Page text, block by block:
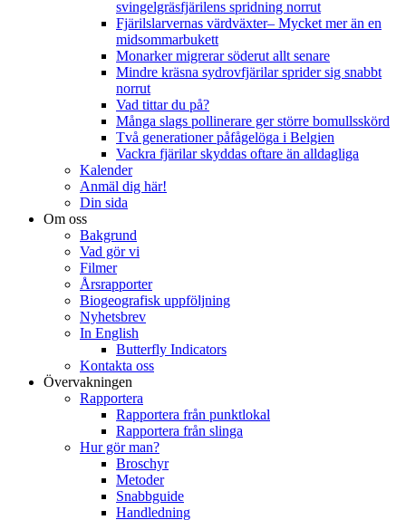
svingelgräsfjärilens spridning norrut
Fjärilslarvernas värdväxter– Mycket mer än en
midsommarbukett
Monarker migrerar söderut allt senare
Mindre kräsna sydrovfjärilar sprider sig snabbt
norrut
Vad tittar du på?
Många slags pollinerare ger större bomullsskörd
Två generationer påfågelöga i Belgien
Vackra fjärilar skyddas oftare än alldagliga
Kalender
Anmäl dig här!
Din sida
Om oss
Bakgrund
Vad gör vi
Filmer
Årsrapporter
Biogeografisk uppföljning
Nyhetsbrev
In English
Butterfly Indicators
Kontakta oss
Övervakningen
Rapportera
Rapportera från punktlokal
Rapportera från slinga
Hur gör man?
Broschyr
Metoder
Snabbguide
Handledning